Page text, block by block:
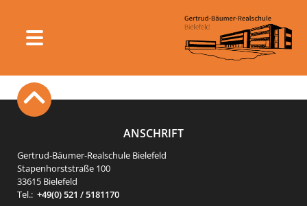
ANSCHRIFT
Gertrud-Bäumer-Realschule Bielefeld
Stapenhorststraße 100
33615 Bielefeld
Tel.: +49(0) 521 / 5181170